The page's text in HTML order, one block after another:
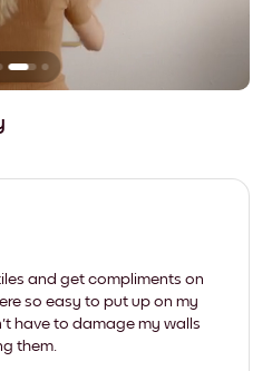
and get compliments on
so easy to put up on my
have to damage my walls
them.